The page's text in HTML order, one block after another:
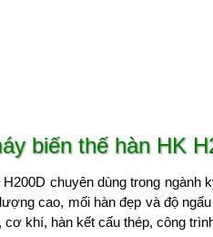
biến thế hàn HK
chuyên dùng trong
cao, mối hàn đẹp và độ
khí, hàn kết cấu thép, công